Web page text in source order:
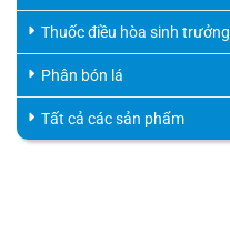
Thuốc điều hòa sinh trưởng
Phân bón lá
Tất cả các sản phẩm